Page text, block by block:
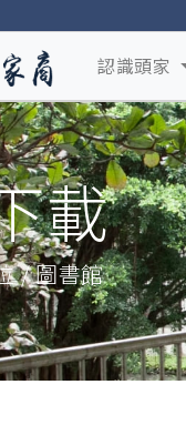
認識頭家
載
/ 圖書館